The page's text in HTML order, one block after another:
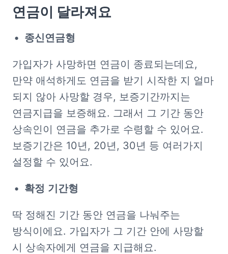
연금이 달라져요
종신연금형
가입자가 사망하면 연금이 종료되는데요,
만약 애석하게도 연금을 받기 시작한 지 얼마
되지 않아 사망할 경우, 보증기간까지는
연금지급을 보증해요. 그래서 그 기간 동안
상속인이 연금을 추가로 수령할 수 있어요.
보증기간은 10년, 20년, 30년 등 여러가지
설정할 수 있어요.
확정 기간형
딱 정해진 기간 동안 연금을 나눠주는
방식이에요. 가입자가 그 기간 안에 사망할
시 상속자에게 연금을 지급해요.